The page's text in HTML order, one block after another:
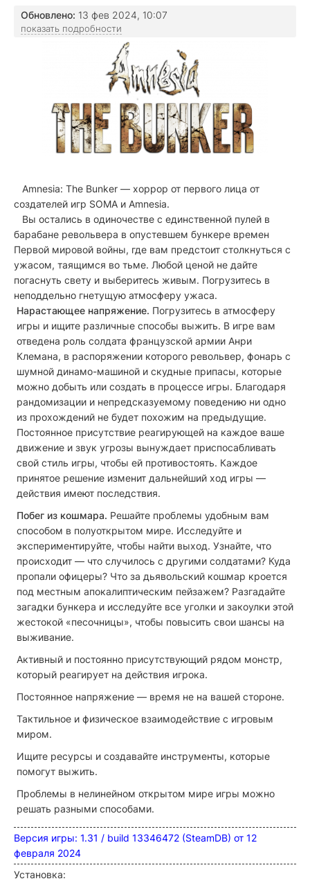
Обновлено: 13 фев 2024, 10:07
показать подробности
Amnesia: The Bunker — хоррор от первого лица от
создателей игр SOMA и Amnesia.
Вы остались в одиночестве с единственной пулей в
барабане револьвера в опустевшем бункере времен
Первой мировой войны, где вам предстоит столкнуться с
ужасом, таящимся во тьме. Любой ценой не дайте
погаснуть свету и выберитесь живым. Погрузитесь в
неподдельно гнетущую атмосферу ужаса.
Нарастающее напряжение. Погрузитесь в атмосферу
игры и ищите различные способы выжить. В игре вам
отведена роль солдата французской армии Анри
Клемана, в распоряжении которого револьвер, фонарь с
шумной динамо-машиной и скудные припасы, которые
можно добыть или создать в процессе игры. Благодаря
рандомизации и непредсказуемому поведению ни одно
из прохождений не будет похожим на предыдущие.
Постоянное присутствие реагирующей на каждое ваше
движение и звук угрозы вынуждает приспосабливать
свой стиль игры, чтобы ей противостоять. Каждое
принятое решение изменит дальнейший ход игры —
действия имеют последствия.
Побег из кошмара. Решайте проблемы удобным вам
способом в полуоткрытом мире. Исследуйте и
экспериментируйте, чтобы найти выход. Узнайте, что
происходит — что случилось с другими солдатами? Куда
пропали офицеры? Что за дьявольский кошмар кроется
под местным апокалиптическим пейзажем? Разгадайте
загадки бункера и исследуйте все уголки и закоулки этой
жестокой «песочницы», чтобы повысить свои шансы на
выживание.
Активный и постоянно присутствующий рядом монстр,
который реагирует на действия игрока.
Постоянное напряжение — время не на вашей стороне.
Тактильное и физическое взаимодействие с игровым
миром.
Ищите ресурсы и создавайте инструменты, которые
помогут выжить.
Проблемы в нелинейном открытом мире игры можно
решать разными способами.
Версия игры: 1.31 / build 13346472 (SteamDB) от 12
февраля 2024
Установка: